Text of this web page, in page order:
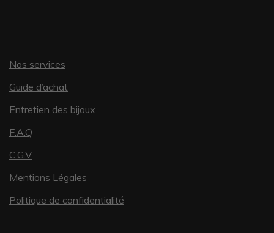
Nos services
Guide d’achat
Entretien des bijoux
F.A.Q
C.G.V
Mentions Légales
Politique de confidentialité